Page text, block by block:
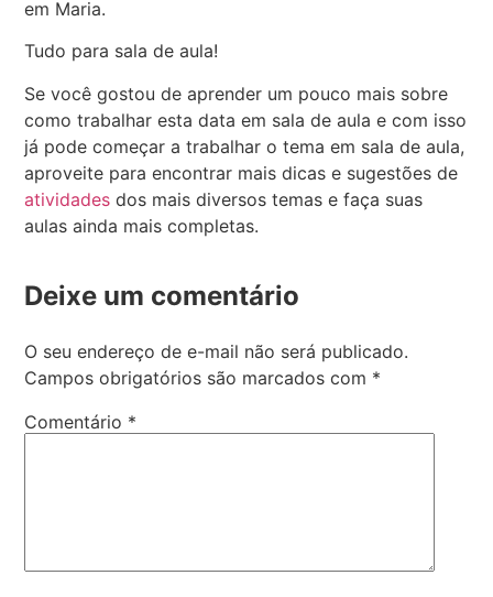
em Maria.
Tudo para sala de aula!
Se você gostou de aprender um pouco mais sobre
como trabalhar esta data em sala de aula e com isso
já pode começar a trabalhar o tema em sala de aula,
aproveite para encontrar mais dicas e sugestões de
atividades dos mais diversos temas e faça suas
aulas ainda mais completas.
Deixe um comentário
O seu endereço de e-mail não será publicado.
Campos obrigatórios são marcados com *
Comentário *